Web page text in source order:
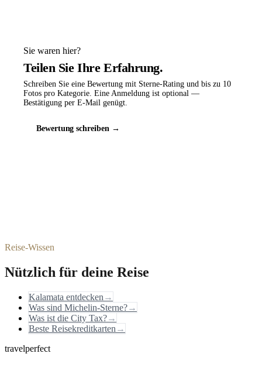
Sie waren hier?
Teilen Sie Ihre Erfahrung.
Schreiben Sie eine Bewertung mit Sterne-Rating und bis zu 10
Fotos pro Kategorie. Eine Anmeldung ist optional —
Bestätigung per E-Mail genügt.
Bewertung schreiben →
Reise-Wissen
Nützlich für deine Reise
Kalamata entdecken →
Was sind Michelin-Sterne?→
Was ist die City Tax?→
Beste Reisekreditkarten →
travelperfect